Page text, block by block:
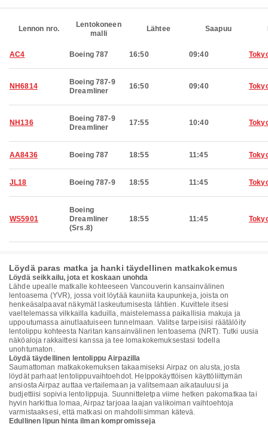
Lennon nro.
Lentokoneen
malli
Lähtee Saapuu
AC4 Boeing 787 16:50 09:40
NH6814
Boeing 787-9
Dreamliner
16:50 09:40
NH136
Boeing 787-9
Dreamliner
17:55 10:40
AA8436 Boeing 787 18:55 11:45
JL18 Boeing 787-9 18:55 11:45
WS5901
Boeing
Dreamliner
(Srs.8)
18:55 11:45
Löydä paras matka ja hanki täydellinen matkakokemus
Löydä seikkailu, jota et koskaan unohda
Lähde upealle matkalle kohteeseen Vancouverin kansainvälinen
lentoasema (YVR), jossa voit löytää kauniita kaupunkeja, joista on
henkeäsalpaavat näkymät laskeutumisesta lähtien. Kuvittele itsesi
vaeltelemassa vilkkailla kaduilla, maistelemassa paikallisia makuja ja
uppoutumassa ainutlaatuiseen tunnelmaan. Valitse tarpeisiisi räätälöity
lentolippu kohteesta Naritan kansainvälinen lentoasema (NRT). Tutki uusia
näköaloja rakkaittesi kanssa ja tee lomakokemuksestasi todella
unohtumaton.
Löydä täydellinen lentolippu Airpazilla
Saumattoman matkakokemuksen takaamiseksi Airpaz on alusta, josta
löydät parhaat lentolippuvaihtoehdot. Helppokäyttöisen käyttöliittymän
ansiosta Airpaz auttaa vertailemaan ja valitsemaan aikatauluusi ja
budjettiisi sopivia lentolippuja. Suunnitteletpa viime hetken pakomatkaa tai
hyvin harkittua lomaa, Airpaz tarjoaa laajan valikoiman vaihtoehtoja
varmistaaksesi, että matkasi on mahdollisimman kätevä.
Edullinen lipun hinta ilman kompromisseja